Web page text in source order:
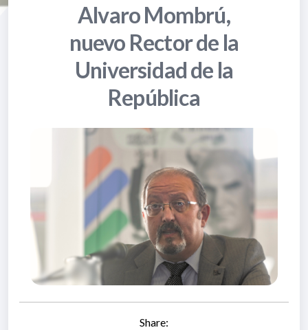
Alvaro Mombrú,
nuevo Rector de la
Universidad de la
República
Share: